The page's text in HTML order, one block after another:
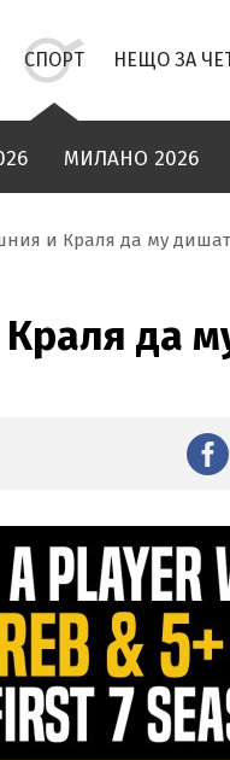
СПОРТ НЕЩО ЗА
МИЛАНО 2026
и Краля да му
да